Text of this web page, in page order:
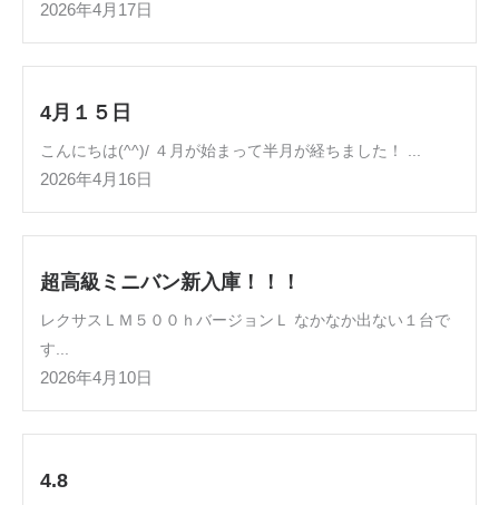
2026年4月17日
4月１５日
こんにちは(^^)/ ４月が始まって半月が経ちました！ ...
2026年4月16日
超高級ミニバン新入庫！！！
レクサスＬＭ５００ｈバージョンＬ なかなか出ない１台で
す...
2026年4月10日
4.8